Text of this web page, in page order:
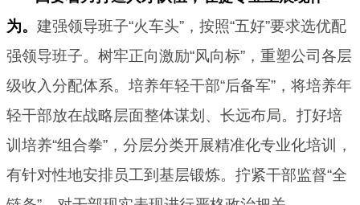
为。 建强领导班子“火车头”，按照“五好”要求选优配
强领导班子。树牢正向激励“风向标”，重塑公司各层
级收入分配体系。培养年轻干部“后备军”，将培养年
轻干部放在战略层面整体谋划、长远布局。打好培
训培养“组合拳”，分层分类开展精准化专业化培训，
有针对性地安排员工到基层锻炼。拧紧干部监督“全